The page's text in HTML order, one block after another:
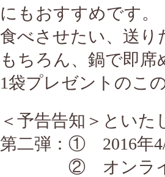
にもおすすめです。
食べさせたい、送
もちろん、鍋で即
1袋プレゼントのこ
＜予告告知＞といた
第二弾：① 2016年
② オンラインシ